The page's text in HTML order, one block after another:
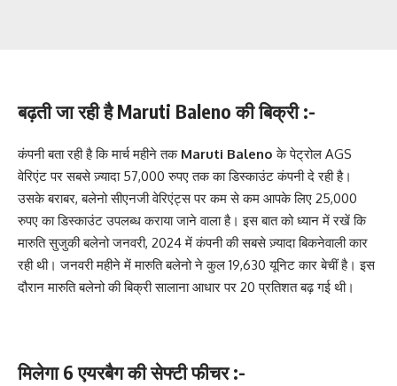
बढ़ती जा रही है Maruti Baleno की बिक्री :-
कंपनी बता रही है कि मार्च महीने तक Maruti Baleno के पेट्रोल AGS
वेरिएंट पर सबसे ज़्यादा 57,000 रुपए तक का डिस्काउंट कंपनी दे रही है।
उसके बराबर, बलेनो सीएनजी वेरिएंट्स पर कम से कम आपके लिए 25,000
रुपए का डिस्काउंट उपलब्ध कराया जाने वाला है। इस बात को ध्यान में रखें कि
मारुति सुजुकी बलेनो जनवरी, 2024 में कंपनी की सबसे ज़्यादा बिकनेवाली कार
रही थी। जनवरी महीने में मारुति बलेनो ने कुल 19,630 यूनिट कार बेचीं है। इस
दौरान मारुति बलेनो की बिक्री सालाना आधार पर 20 प्रतिशत बढ़ गई थी।
मिलेगा 6 एयरबैग की सेफ्टी फीचर :-